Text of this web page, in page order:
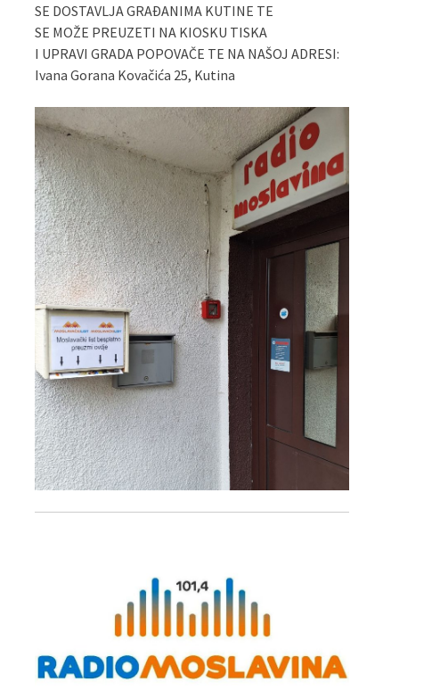
SE DOSTAVLJA GRAĐANIMA KUTINE TE
SE MOŽE PREUZETI NA KIOSKU TISKA
I UPRAVI GRADA POPOVAČE TE NA NAŠOJ ADRESI:
Ivana Gorana Kovačića 25, Kutina